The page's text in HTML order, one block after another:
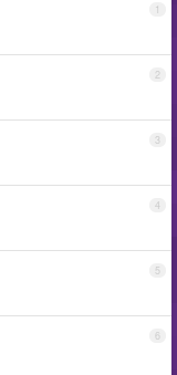
1
2
3
4
5
6